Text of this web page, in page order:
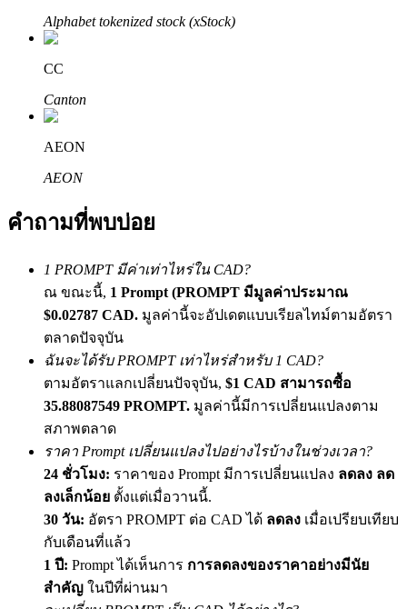
การแนะนำ
เชิญเพื่อนเพื่อรับรางวัลเงินสด
Deposit CASHCAT & Win
Share 500000 CASHCAT prize pool
Exclusive for BitMart Users
Alphabet tokenized stock (xStock)
CC
Canton
AEON
AEON
คำถามที่พบบ่อย
1 PROMPT มีค่าเท่าไหร่ใน CAD?
ณ ขณะนี้, 1 Prompt (PROMPT มีมูลค่าประมาณ
$0.02787 CAD. มูลค่านี้จะอัปเดตแบบเรียลไทม์ตามอัตรา
ตลาดปัจจุบัน
ฉันจะได้รับ PROMPT เท่าไหร่สำหรับ 1 CAD?
ตามอัตราแลกเปลี่ยนปัจจุบัน, $1 CAD สามารถซื้อ
35.88087549 PROMPT. มูลค่านี้มีการเปลี่ยนแปลงตาม
สภาพตลาด
ราคา Prompt เปลี่ยนแปลงไปอย่างไรบ้างในช่วงเวลา?
24 ชั่วโมง: ราคาของ Prompt มีการเปลี่ยนแปลง ลดลง ลด
ลงเล็กน้อย ตั้งแต่เมื่อวานนี้.
30 วัน: อัตรา PROMPT ต่อ CAD ได้ ลดลง เมื่อเปรียบเทียบ
กับเดือนที่แล้ว
1 ปี: Prompt ได้เห็นการ การลดลงของราคาอย่างมีนัย
สำคัญ ในปีที่ผ่านมา